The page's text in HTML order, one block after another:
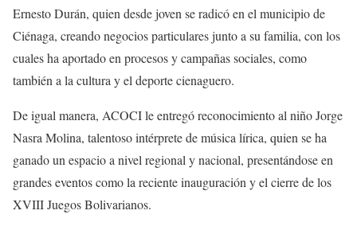
Ernesto Durán, quien desde joven se radicó en el municipio de
Ciénaga, creando negocios particulares junto a su familia, con los
cuales ha aportado en procesos y campañas sociales, como
también a la cultura y el deporte cienaguero.
De igual manera, ACOCI le entregó reconocimiento al niño Jorge
Nasra Molina, talentoso intérprete de música lírica, quien se ha
ganado un espacio a nivel regional y nacional, presentándose en
grandes eventos como la reciente inauguración y el cierre de los
XVIII Juegos Bolivarianos.